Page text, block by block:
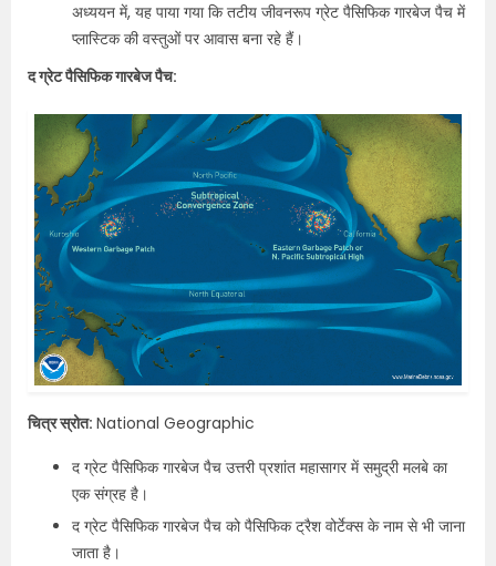
अध्ययन में, यह पाया गया कि तटीय जीवनरूप ग्रेट पैसिफिक गारबेज पैच में
प्लास्टिक की वस्तुओं पर आवास बना रहे हैं।
द ग्रेट पैसिफिक गारबेज पैच:
चित्र स्रोत: National Geographic
द ग्रेट पैसिफिक गारबेज पैच उत्तरी प्रशांत महासागर में समुद्री मलबे का
एक संग्रह है।
द ग्रेट पैसिफिक गारबेज पैच को पैसिफिक ट्रैश वोर्टेक्स के नाम से भी जाना
जाता है।